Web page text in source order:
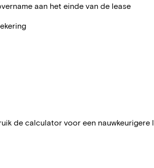
aan het einde van de lease
de calculator voor een nauwkeurigere